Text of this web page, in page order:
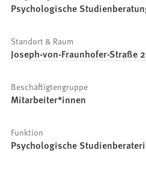
Psychologische
Standort & Raum
Joseph-von-Fraunhofer-Straße
Beschäftigtengruppe
Mitarbeiter*innen
Funktion
Psychologische